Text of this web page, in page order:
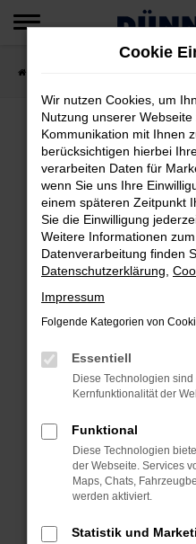
Zum
springen
FEHLER:
Beim Laden ist ein
Hier sind ein paar
Überprüfe deine
Laden andere
deine
Prüfe deine
Manche
können das
anderen Browser
Fenster?
Starte dein Gerät
vorübergehende
Cookie
Wir nutzen Cookies, um
Nutzung unserer
Kommunikation mit Ihnen
berücksichtigen hierbei
verarbeiten Daten für
wenn Sie uns Ihre
einem späteren Zeitpunkt
Sie die Einwilligung
Weitere Informationen
Datenverarbeitung finden
Datenschutzerklärung
Impressum
Folgende Kategorien von
Essentiell
Diese Technologien
Kernfunktionalität der
Funktional
Diese Technologien
der Webseite. Services
Maps, Chats,
werden aktiviert.
Statistik und